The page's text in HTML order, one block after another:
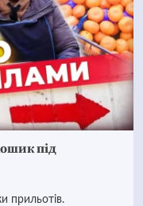
під
прильотів.